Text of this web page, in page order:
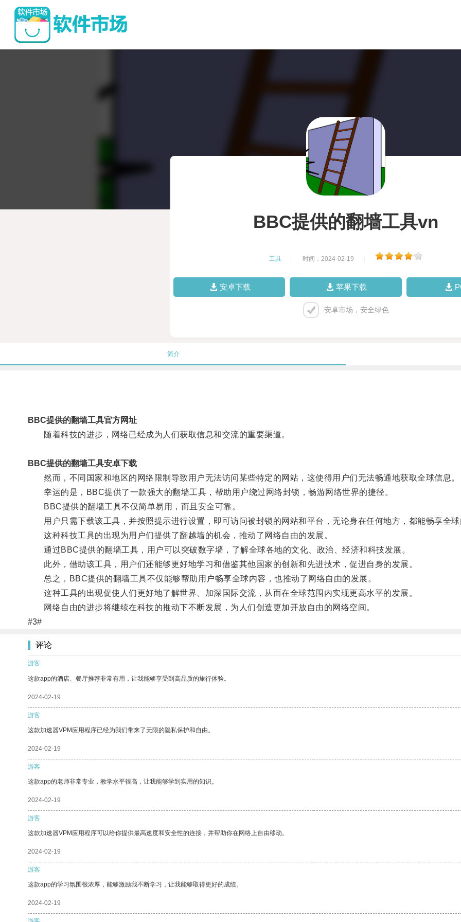
BBC提供的翻墙工具vn
工具 时间：2024-02-19
安卓下载 苹果下载
安卓市场，安全绿色
简介
BBC提供的翻墙工具官方网址
随着科技的进步，网络已经成为人们获取信息和交流的重要渠道。
BBC提供的翻墙工具安卓下载
然而，不同国家和地区的网络限制导致用户无法访问某些特定的网站，这使得用户们无法畅通地获取全球信息。
幸运的是，BBC提供了一款强大的翻墙工具，帮助用户绕过网络封锁，畅游网络世界的捷径。
BBC提供的翻墙工具不仅简单易用，而且安全可靠。
用户只需下载该工具，并按照提示进行设置，即可访问被封锁的网站和平台，无论身在任何地方，都能畅享全
这种科技工具的出现为用户们提供了翻越墙的机会，推动了网络自由的发展。
通过BBC提供的翻墙工具，用户可以突破数字墙，了解全球各地的文化、政治、经济和科技发展。
此外，借助该工具，用户们还能够更好地学习和借鉴其他国家的创新和先进技术，促进自身的发展。
总之，BBC提供的翻墙工具不仅能够帮助用户畅享全球内容，也推动了网络自由的发展。
这种工具的出现促使人们更好地了解世界、加深国际交流，从而在全球范围内实现更高水平的发展。
网络自由的进步将继续在科技的推动下不断发展，为人们创造更加开放自由的网络空间。
#3#
评论
游客
这款app的酒店、餐厅推荐非常有用，让我能够享受到高品质的旅行体验。
2024-02-19
游客
这款加速器VPM应用程序已经为我们带来了无限的隐私保护和自由。
2024-02-19
游客
这款app的老师非常专业，教学水平很高，让我能够学到实用的知识。
2024-02-19
游客
这款加速器VPM应用程序可以给你提供最高速度和安全性的连接，并帮助你在网络上自由移动。
2024-02-19
游客
这款app的学习氛围很浓厚，能够激励我不断学习，让我能够取得更好的成绩。
2024-02-19